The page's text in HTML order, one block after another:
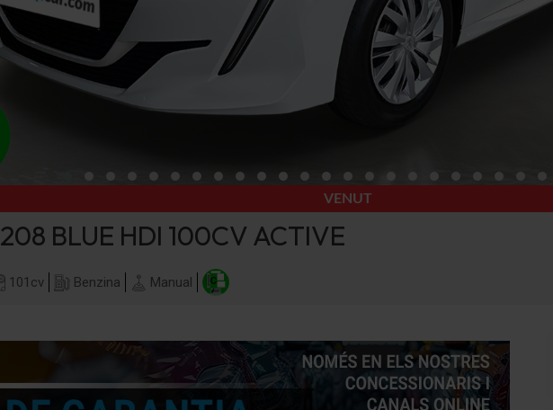
VENUT
208 BLUE HDI 100CV ACTIVE
101 cv Benzina Manual